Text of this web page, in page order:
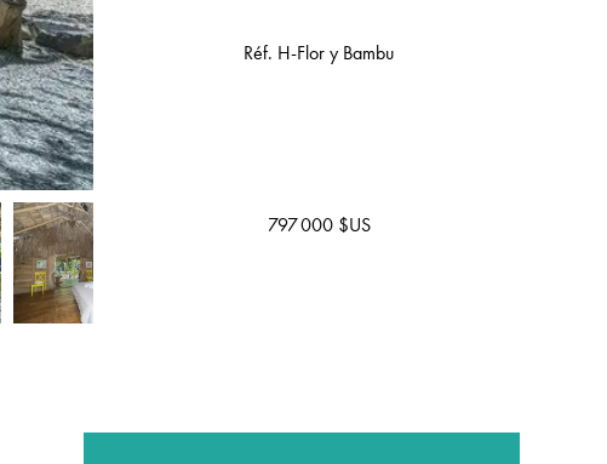
Réf. H-Flor y Bambu
797 000 $US